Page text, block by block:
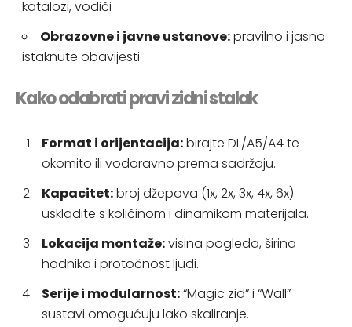
katalozi, vodiči
Obrazovne i javne ustanove:pravilno i jasno
istaknute obavijesti
Kako odabrati pravi zidni stalak
Format i orijentacija:birajte DL/A5/A4 te
okomito ili vodoravno prema sadržaju.
Kapacitet:broj džepova (1x, 2x, 3x, 4x, 6x)
uskladite s količinom i dinamikom materijala.
Lokacija montaže:visina pogleda, širina
hodnika i protočnost ljudi.
Serije i modularnost:“Magic zid” i “Wall”
sustavi omogućuju lako skaliranje.